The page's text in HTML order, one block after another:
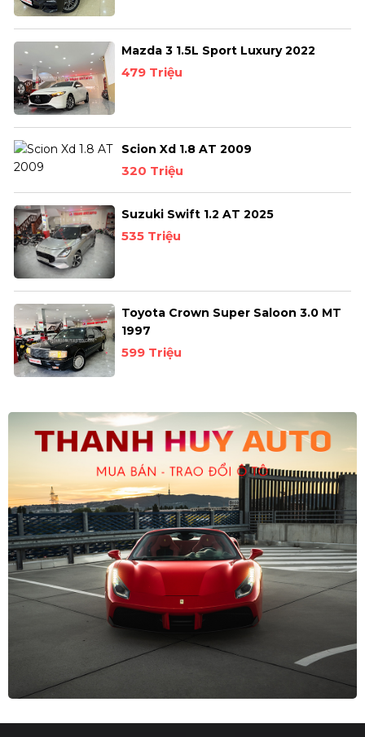
Mazda 3 1.5L Sport Luxury 2022
479 Triệu
Scion Xd 1.8 AT 2009
320 Triệu
Suzuki Swift 1.2 AT 2025
535 Triệu
Toyota Crown Super Saloon 3.0 MT
1997
599 Triệu